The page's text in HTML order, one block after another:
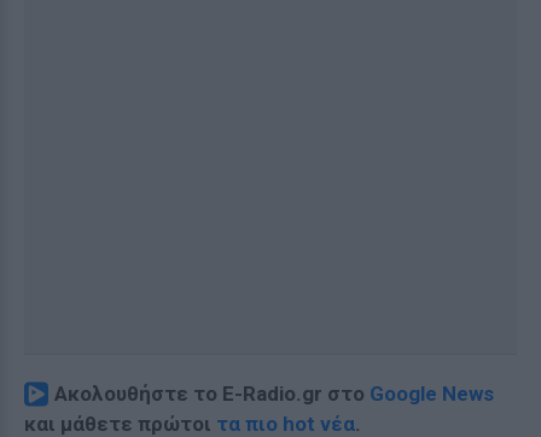
Ακολουθήστε το E-Radio.gr στο Google News
και μάθετε πρώτοι τα πιο hot νέα.